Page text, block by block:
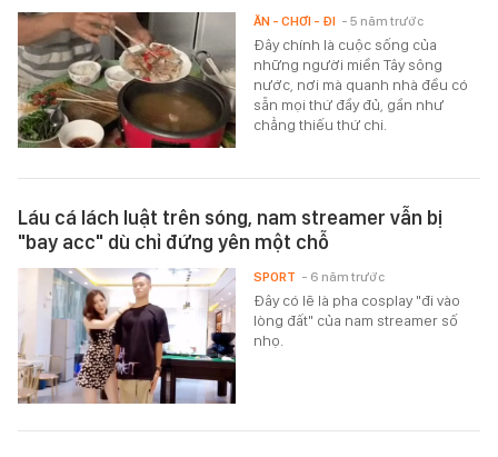
Đây chính là cuộc sống của
những người miền Tây sông
nước, nơi mà quanh nhà đều có
sẵn mọi thứ đầy đủ, gần như
chẳng thiếu thứ chi.
ĂN - CHƠI - ĐI - 5 năm trước
Láu cá lách luật trên sóng, nam streamer vẫn bị
"bay acc" dù chỉ đứng yên một chỗ
Đây có lẽ là pha cosplay "đi vào
lòng đất" của nam streamer số
nhọ.
SPORT - 6 năm trước